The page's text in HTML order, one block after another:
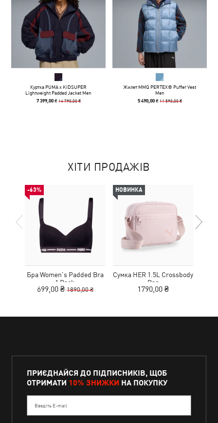
Куртка PUMA x KIDSUPER
Lightweight Padded Jacket Men
7 399,00 ₴ 14 790,00 ₴
Жилет MMQ PERTEX® Puffer Vest
Men
5 490,00 ₴ 11 590,00 ₴
ХІТИ ПРОДАЖІВ
-63%
Бра Women's Padded Bra
1 Pack
699,00 ₴ 1890,00 ₴
НОВИНКА
Сумка HER 1.5L Crossbody
Bag
1790,00 ₴
ПРИЄДНАЙСЯ ДО ПІДПИСНИКІВ, ЩОБ
ОТРИМАТИ 10% ЗНИЖКИ НА ПОКУПКУ
Введіть E-mail